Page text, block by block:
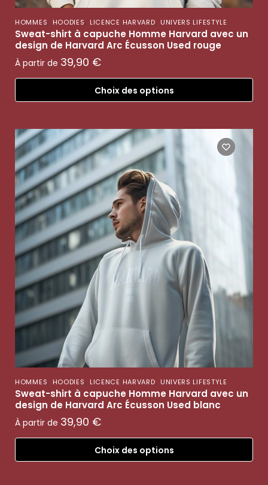
HOMMES, HOODIES, LICENCE HARVARD, UNIVERS LIFESTYLE
Sweat-shirt à capuche Homme Harvard avec un
design de Harvard Arc Écusson Used rouge
À partir de 39,90 €
Choix des options
HOMMES, HOODIES, LICENCE HARVARD, UNIVERS LIFESTYLE
Sweat-shirt à capuche Homme Harvard avec un
design de Harvard Arc Écusson Used blanc
À partir de 39,90 €
Choix des options